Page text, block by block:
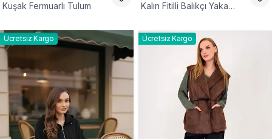
Kuşak Fermuarlı Tulum
Kalın Fitilli Balıkçı Yaka
Ücretsiz Kargo Ücretsiz Kargo